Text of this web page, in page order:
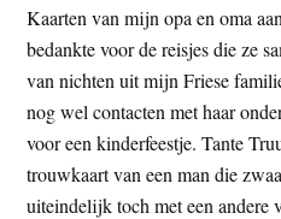
Kaarten van mijn opa en oma
bedankte voor de reisjes die ze
van nichten uit mijn Friese
nog wel contacten met haar
voor een kinderfeestje. Tante
trouwkaart van een man die
uiteindelijk toch met een andere